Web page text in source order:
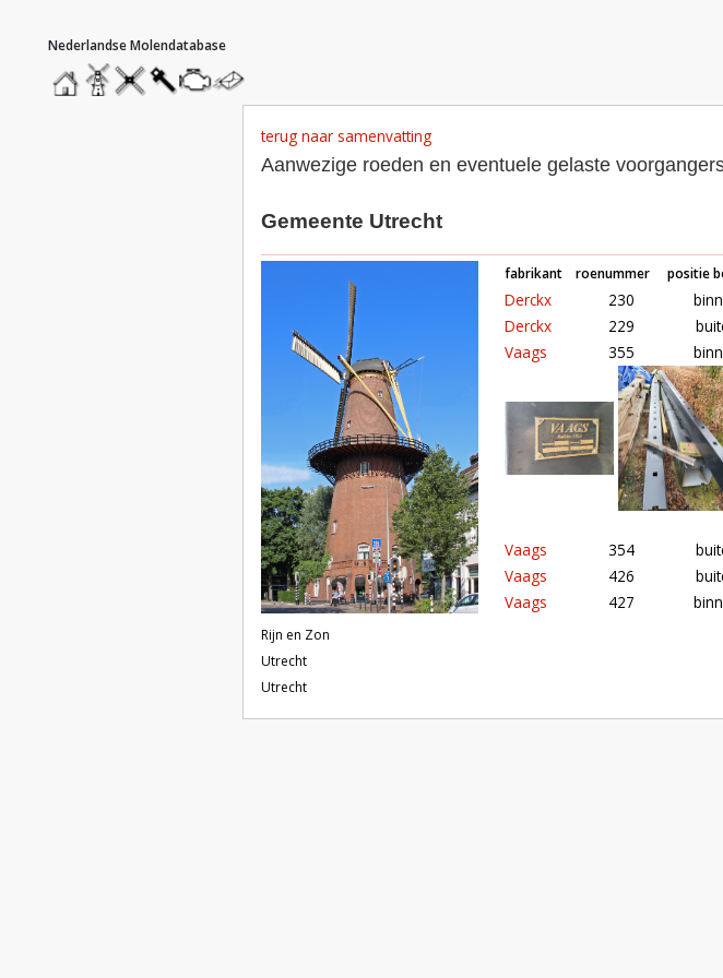
hoofdmenu
homemolendatabase
roedendatabase
assendatabase
motorendatabase
stuur
een
terug naar samenvatting
Aanwezige roeden en eventuele gelaste
Gemeente Utrecht
Rijn en Zon
Utrecht
Utrecht
fabrikant roenummer positie
Derckx 230
Derckx
229
Vaags
355
Vaags 354
Vaags
426
Vaags
427